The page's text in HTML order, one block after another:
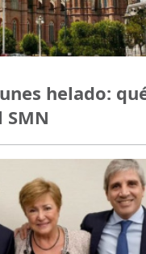
helado: